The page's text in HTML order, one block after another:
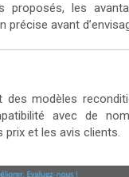
proposés, les
avant
modèles
avec de
et les avis clients.